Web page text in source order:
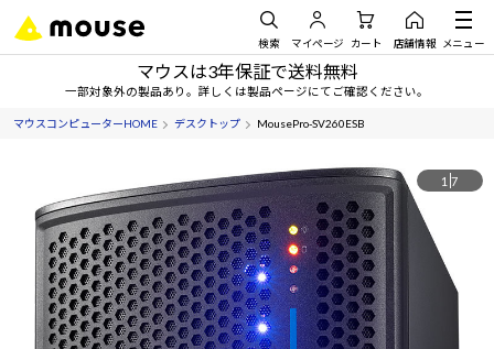
検索 マイページ カート 店舗情報 メニュー
マウスは3年保証で送料無料
一部対象外の製品あり。詳しくは製品ページにてご確認ください。
マウスコンピューターHOME デスクトップ MousePro-SV260ESB
1 7